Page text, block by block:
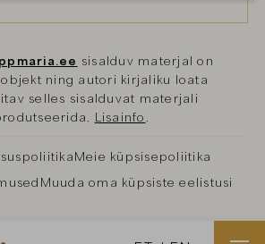
sisalduv materjal on
ning autori kirjaliku loata
selles sisalduvat materjali
Lisainfo
Meie küpsisepoliitika
Muuda oma küpsiste eelistusi
Olen nõus ja salvestan